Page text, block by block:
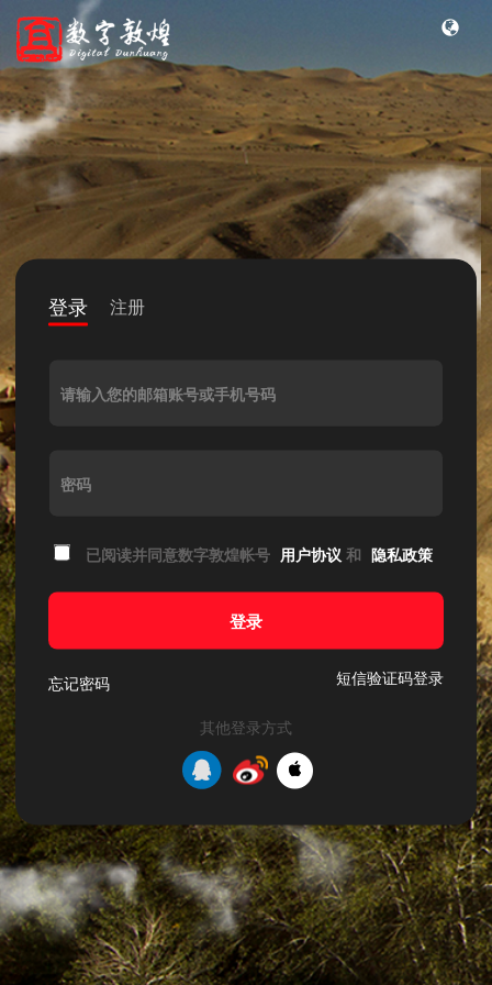
登录 注册
请输入您的邮箱账号或手机号码
密码
已阅读并同意数字敦煌帐号 用户协议 和 隐私政策
登录
忘记密码 短信验证码登录
其他登录方式